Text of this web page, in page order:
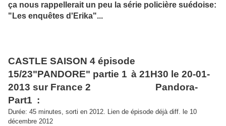
ça nous rappellerait un peu la série policière suédoise:
"Les enquêtes d'Erika"...
CASTLE SAISON 4 épisode
15/23"PANDORE" partie 1 à 21H30 le 20-01-
2013 sur France 2
Pandora-
Part1 :
Durée: 45 minutes, sorti en 2012. Lien de épisode déjà diff. le 10
décembre 2012